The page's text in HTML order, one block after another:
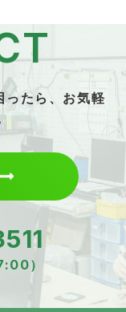
ったら、お気軽
）